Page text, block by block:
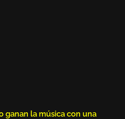
ganan la música con una